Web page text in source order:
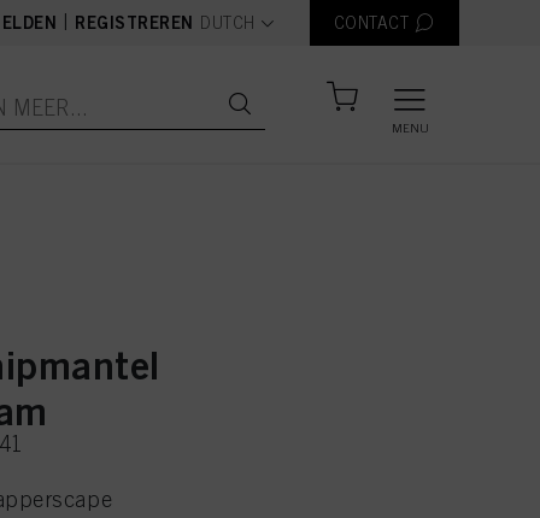
REGISTREREN text.language
DUTCH CONTACT
MENU